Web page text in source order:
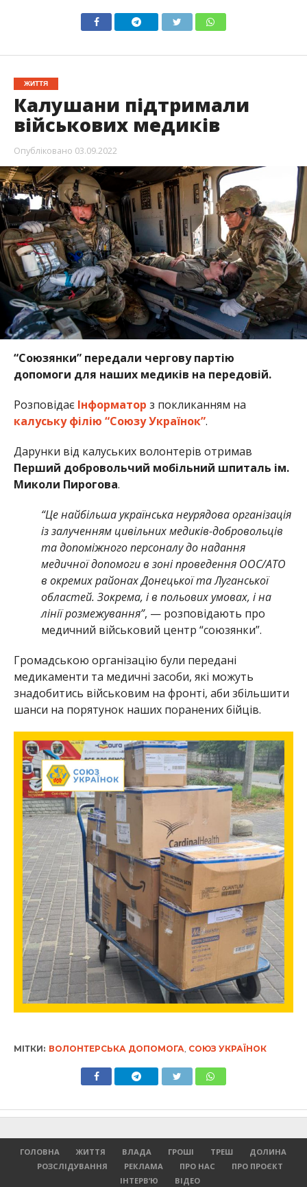
ЖИТТЯ
Калушани підтримали
військових медиків
Опубліковано 03.09.2022
“Союзянки” передали чергову партію
допомоги для наших медиків на передовій.
РозповідаєІнформатор з покликанням на
калуську філію “Союзу Українок”.
Дарунки від калуських волонтерів отримав
Перший добровольчий мобільний шпиталь ім.
Миколи Пирогова.
“Це найбільша українська неурядова організація
із залученням цивільних медиків-добровольців
та допоміжного персоналу до надання
медичної допомоги в зоні проведення ООС/АТО
в окремих районах Донецької та Луганської
областей. Зокрема, і в польових умовах, і на
лінії розмежування”, — розповідають про
медичний військовий центр “союзянки”.
Громадською організацію були передані
медикаменти та медичні засоби, які можуть
знадобитись військовим на фронті, аби збільшити
шанси на порятунок наших поранених бійців.
МІТКИ: ВОЛОНТЕРСЬКА ДОПОМОГА СОЮЗ УКРАЇНОК
ГОЛОВНА ЖИТТЯ ВЛАДА ГРОШІ ТРЕШ
ДОЛИНА
РОЗСЛІДУВАННЯ
РЕКЛАМА ПРО НАС
ПРО ПРОЄКТ
ІНТЕРВ’Ю
ВІДЕО